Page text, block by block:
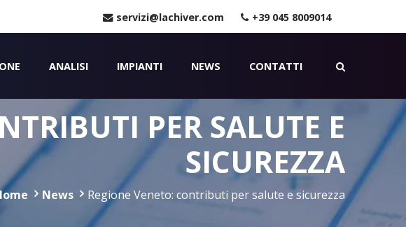
servizi@lachiver.com +39 045 8009014
ANALISI IMPIANTI NEWS CONTATTI
PER SALUTE E
SICUREZZA
News Regione Veneto: contributi per salute e sicurezza